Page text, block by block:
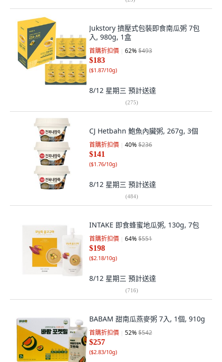
Jukstory 擠壓式包裝即食南瓜粥 7包
入, 980g, 1盒
首購折扣價 62%$493
$183
($1.87/10g)
8/12 星期三 預計送達
(275)
CJ Hetbahn 鮑魚內臟粥, 267g, 3個
首購折扣價 40%$236
$141
($1.76/10g)
8/12 星期三 預計送達
(484)
INTAKE 即食蜂蜜地瓜粥, 130g, 7包
首購折扣價 64%$551
$198
($2.18/10g)
8/12 星期三 預計送達
(716)
BABAM 甜南瓜燕麥粥 7入, 1個, 910g
首購折扣價 52%$542
$257
($2.83/10g)